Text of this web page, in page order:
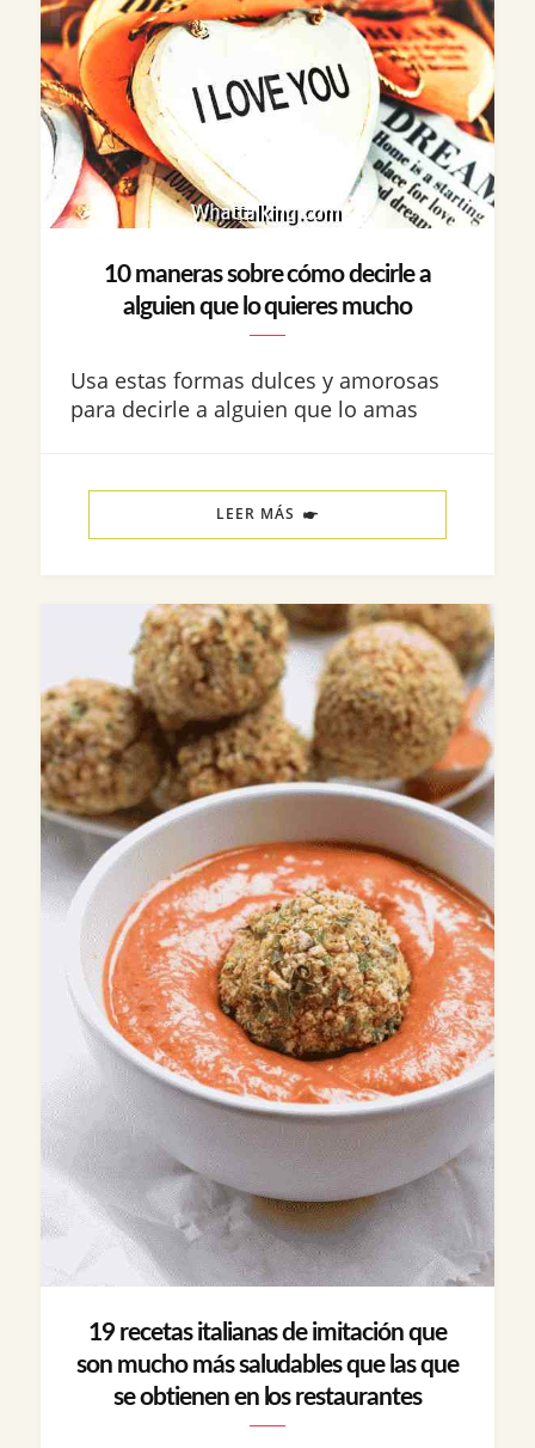
10 maneras sobre cómo decirle a
alguien que lo quieres mucho
Usa estas formas dulces y amorosas
para decirle a alguien que lo amas
LEER MÁS
19 recetas italianas de imitación que
son mucho más saludables que las que
se obtienen en los restaurantes